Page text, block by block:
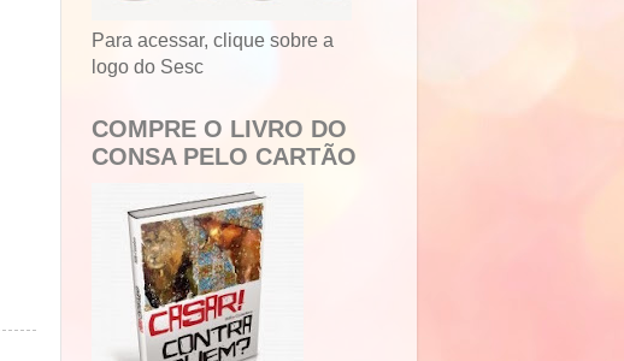
Para acessar, clique sobre a
logo do Sesc
COMPRE O LIVRO DO
CONSA PELO CARTÃO